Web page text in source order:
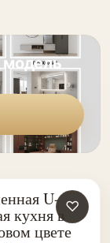
модель
ЗАКАЗ ♡
U-
кухня в
цвете